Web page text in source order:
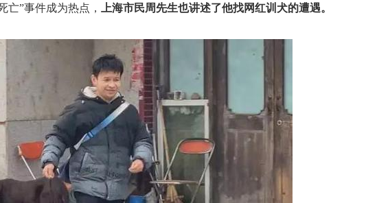
亡”事件成为热点， 上海市民周先生也讲述了他找网红训犬的遭遇。